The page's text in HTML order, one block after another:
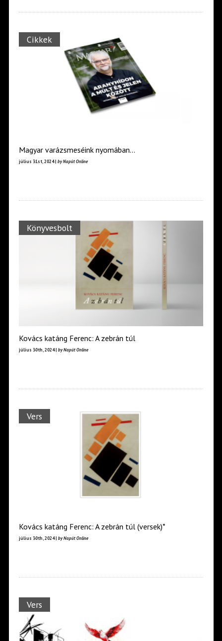
Cikkek
Magyar varázsmeséink nyomában…
július 31st, 2024 | by Napút Online
Könyvesbolt
Kovács katáng Ferenc: A zebrán túl
július 30th, 2024 | by Napút Online
Vers
Kovács katáng Ferenc: A zebrán túl (versek)*
július 30th, 2024 | by Napút Online
Vers